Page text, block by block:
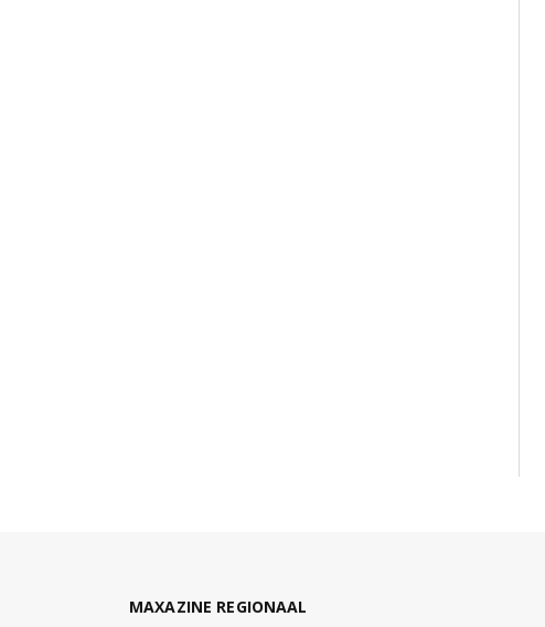
MAXAZINE REGIONAAL